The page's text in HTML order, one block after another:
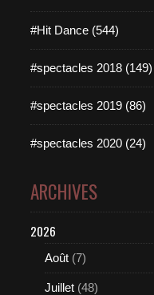
#Hit Dance (544)
#spectacles 2018 (149)
#spectacles 2019 (86)
#spectacles 2020 (24)
ARCHIVES
2026
Août (7)
Juillet (48)